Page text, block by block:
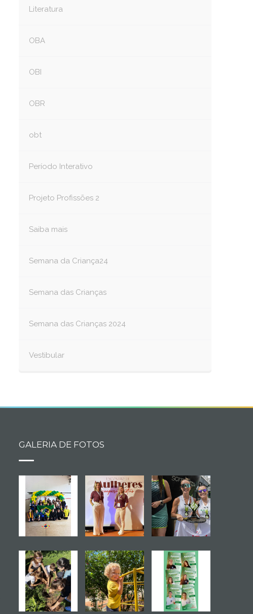
Literatura
OBA
OBI
OBR
obt
Período Interativo
Projeto Profissões 2
Saiba mais
Semana da Criança24
Semana das Crianças
Semana das Crianças 2024
Vestibular
GALERIA DE FOTOS